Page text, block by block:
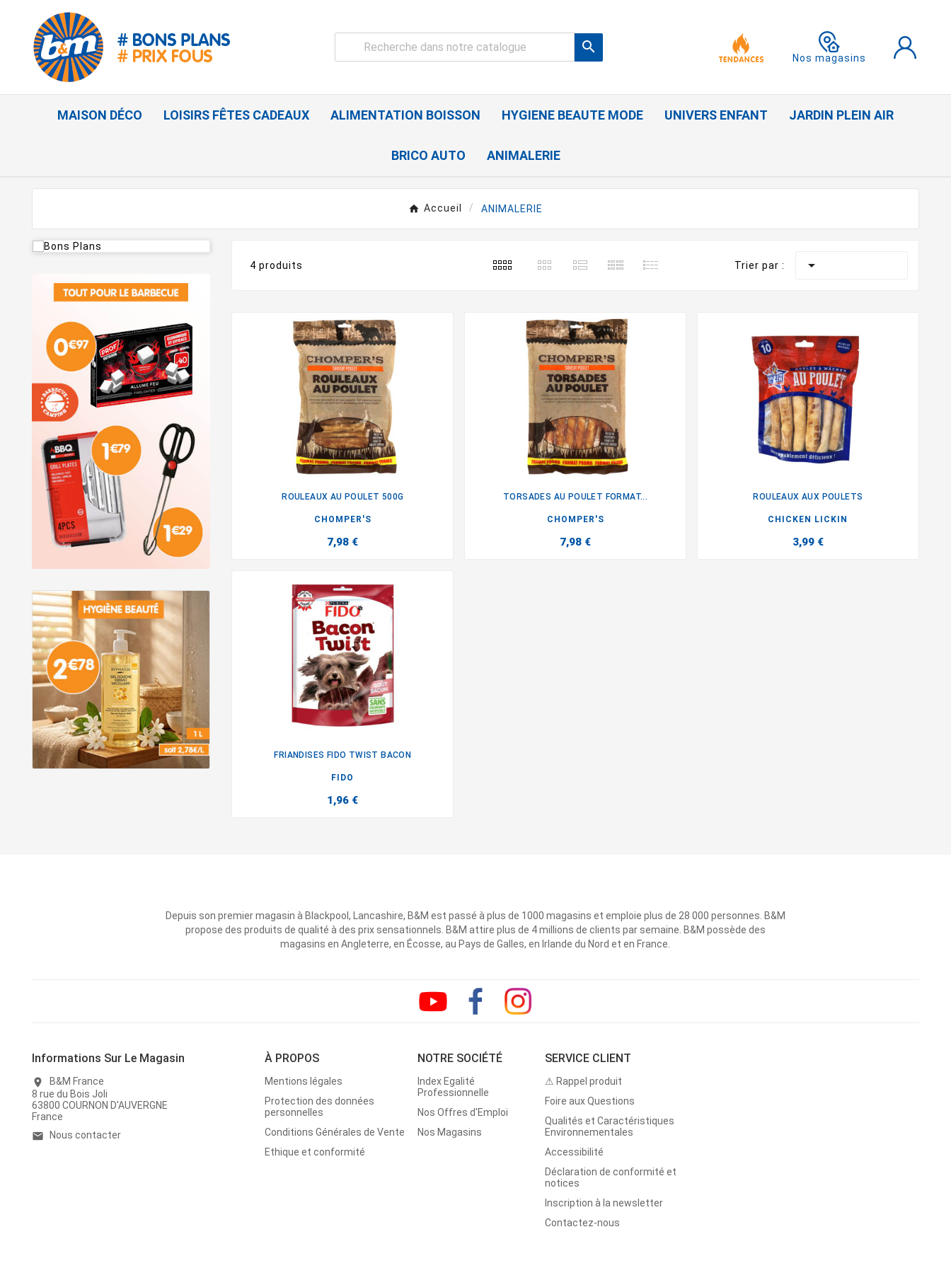

Nos magasins
MAISON DÉCO LOISIRS FÊTES CADEAUX ALIMENTATION BOISSON HYGIENE BEAUTE MODE UNIVERS ENFANT JARDIN PLEIN AIR
BRICO AUTO ANIMALERIE
Accueil ANIMALERIE
4 produits Trier par : 
ROULEAUX AU POULET 500G
CHOMPER'S
7,98 €
TORSADES AU POULET FORMAT...
CHOMPER'S
7,98 €
ROULEAUX AUX POULETS
CHICKEN LICKIN
3,99 €
FRIANDISES FIDO TWIST BACON
FIDO
1,96 €
Depuis son premier magasin à Blackpool, Lancashire, B&M est passé à plus de 1000 magasins et emploie plus de 28 000 personnes. B&M
propose des produits de qualité à des prix sensationnels. B&M attire plus de 4 millions de clients par semaine. B&M possède des
magasins en Angleterre, en Écosse, au Pays de Galles, en Irlande du Nord et en France.
Informations Sur Le Magasin
location_on
B&M France
8 rue du Bois Joli
63800 COURNON D'AUVERGNE
France
email Nous contacter
À PROPOS
Mentions légales
Protection des données
personnelles
Conditions Générales de Vente
Ethique et conformité
NOTRE SOCIÉTÉ
Index Egalité
Professionnelle
Nos Offres d'Emploi
Nos Magasins
SERVICE CLIENT
⚠ Rappel produit
Foire aux Questions
Qualités et Caractéristiques
Environnementales
Accessibilité
Déclaration de conformité et
notices
Inscription à la newsletter
Contactez-nous